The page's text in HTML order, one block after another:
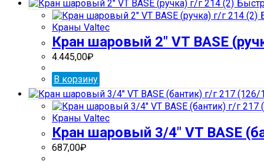
Краны Valtec
Кран шаровый 2″ VT BASE
4.445,00₽
В корзину
Краны Valtec
Кран шаровый 3/4″ VT BASE
687,00₽